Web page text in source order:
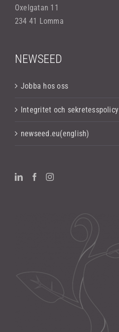
Oxelgatan 11
234 41 Lomma
NEWSEED
Jobba hos oss
Integritet och sekretesspolicy
newseed.eu(english)